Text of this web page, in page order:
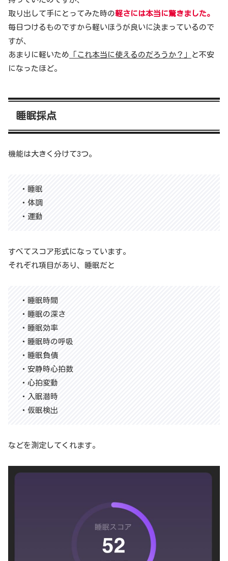
取り出して手にとってみた時の軽さには本当に驚きました。
毎日つけるものですから軽いほうが良いに決まっているので
すが、
あまりに軽いため 「これ本当に使えるのだろうか？」
と不安
になったほど。
睡眠採点
機能は大きく分けて3つ。
・睡眠
・体調
・運動
すべてスコア形式になっています。
それぞれ項目があり、睡眠だと
・睡眠時間
・睡眠の深さ
・睡眠効率
・睡眠時の呼吸
・睡眠負債
・安静時心拍数
・心拍変動
・入眠潜時
・仮眠検出
などを測定してくれます。